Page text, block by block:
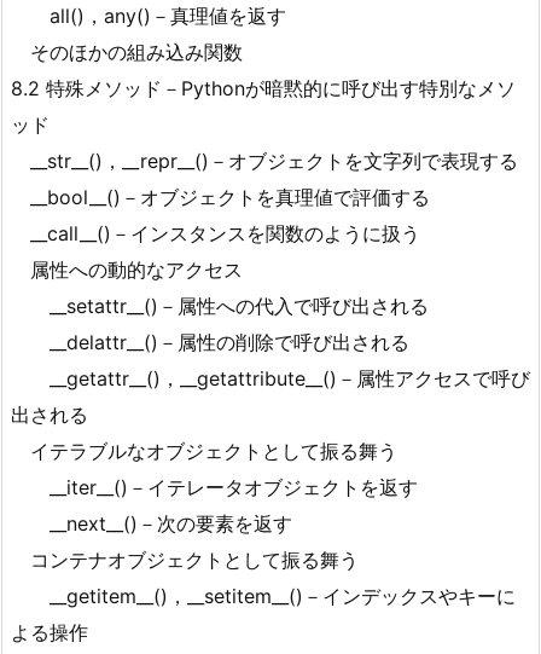
all()，any()－真理値を返す
そのほかの組み込み関数
8.2 特殊メソッド－Pythonが暗黙的に呼び出す特別なメソ
ッド
__str__()，__repr__()－オブジェクトを文字列で表現する
__bool__()－オブジェクトを真理値で評価する
__call__()－インスタンスを関数のように扱う
属性への動的なアクセス
__setattr__()－属性への代入で呼び出される
__delattr__()－属性の削除で呼び出される
__getattr__()，__getattribute__()－属性アクセスで呼び
出される
イテラブルなオブジェクトとして振る舞う
__iter__()－イテレータオブジェクトを返す
__next__()－次の要素を返す
コンテナオブジェクトとして振る舞う
__getitem__()，__setitem__()－インデックスやキーに
よる操作